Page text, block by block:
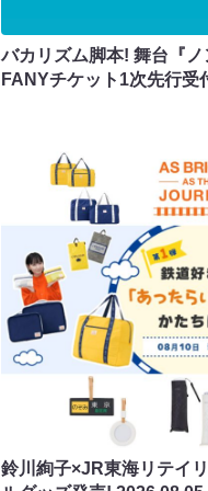
バカリズム脚本! 舞台『
FANYチケット1次先行受
鈴川絢子×JR東海リテイ